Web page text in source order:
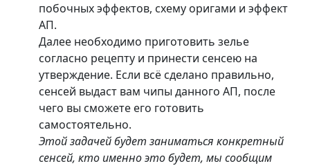
побочных эффектов, схему оригами и эффект
АП.
Далее необходимо приготовить зелье
согласно рецепту и принести сенсею на
утверждение. Если всё сделано правильно,
сенсей выдаст вам чипы данного АП, после
чего вы сможете его готовить
самостоятельно.
Этой задачей будет заниматься конкретный
сенсей, кто именно это будет, мы сообщим